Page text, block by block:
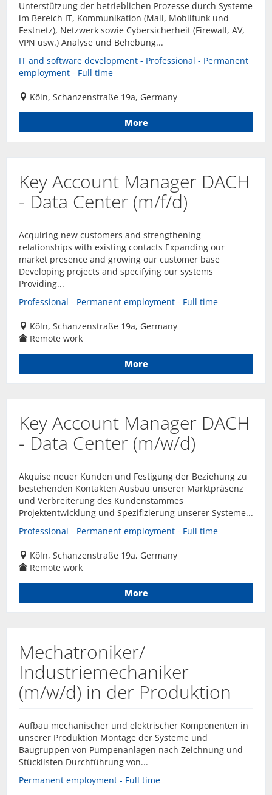
Unterstützung der betrieblichen Prozesse durch Systeme
im Bereich IT, Kommunikation (Mail, Mobilfunk und
Festnetz), Netzwerk sowie Cybersicherheit (Firewall, AV,
VPN usw.) Analyse und Behebung...
IT and software development - Professional - Permanent
employment - Full time
Köln, Schanzenstraße 19a, Germany
More
Key Account Manager DACH
- Data Center (m/f/d)
Acquiring new customers and strengthening
relationships with existing contacts Expanding our
market presence and growing our customer base
Developing projects and specifying our systems
Providing...
Professional - Permanent employment - Full time
Köln, Schanzenstraße 19a, Germany
Remote work
More
Key Account Manager DACH
- Data Center (m/w/d)
Akquise neuer Kunden und Festigung der Beziehung zu
bestehenden Kontakten Ausbau unserer Marktpräsenz
und Verbreiterung des Kundenstammes
Projektentwicklung und Spezifizierung unserer Systeme...
Professional - Permanent employment - Full time
Köln, Schanzenstraße 19a, Germany
Remote work
More
Mechatroniker/
Industriemechaniker
(m/w/d) in der Produktion
Aufbau mechanischer und elektrischer Komponenten in
unserer Produktion Montage der Systeme und
Baugruppen von Pumpenanlagen nach Zeichnung und
Stücklisten Durchführung von...
Permanent employment - Full time